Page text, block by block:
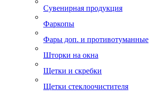
Сувенирная продукция
Фаркопы
Фары доп. и противотуманные
Шторки на окна
Щетки и скребки
Щетки стеклоочистителя